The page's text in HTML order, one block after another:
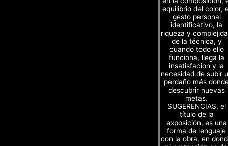
equilibrio del color,
gesto personal
identificativo, la
riqueza y
de la técnica, y
cuando todo ello
funciona, llega la
insatisfacion y la
necesidad de subir
perdaño más
descubrir nuevas
metas.
SUGERENCIAS, el
título de la
exposición, es una
forma de lenguaje
con la obra, en